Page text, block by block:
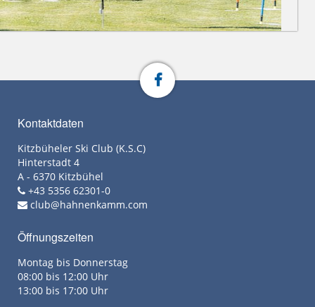
Kontaktdaten
Kitzbüheler Ski Club (K.S.C)
Hinterstadt 4
A - 6370 Kitzbühel
+43 5356 62301-0
club@hahnenkamm.com
Öffnungszeiten
Montag bis Donnerstag
08:00 bis 12:00 Uhr
13:00 bis 17:00 Uhr